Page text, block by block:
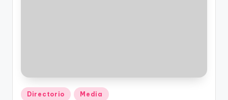
Directorio Media